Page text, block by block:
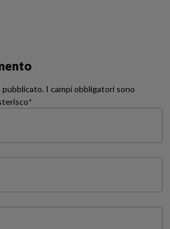
pubblicato. I campi obbligatori sono
*